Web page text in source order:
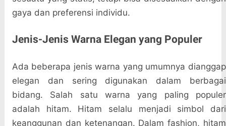
gaya dan preferensi individu.
Jenis-Jenis Warna Elegan yang Populer
Ada beberapa jenis warna yang umumnya dianggap
elegan dan sering digunakan dalam berbagai
bidang. Salah satu warna yang paling populer
adalah hitam. Hitam selalu menjadi simbol dari
keanggunan dan ketenangan. Dalam fashion, hitam